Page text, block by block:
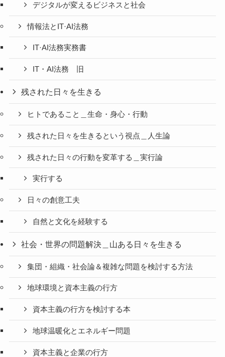
デジタルが変えるビジネスと社会
情報法とIT·AI法務
IT·AI法務実務書
IT・AI法務 旧
残された日々を生きる
ヒトであること＿生命・身心・行動
残された日々を生きるという視点＿人生論
残された日々の行動を変革する＿実行論
実行する
日々の創意工夫
自然と文化を経験する
社会・世界の問題解決＿山ある日々を生きる
集団・組織・社会論＆複雑な問題を検討する方法
地球環境と資本主義の行方
資本主義の行方を検討する本
地球温暖化とエネルギー問題
資本主義と企業の行方